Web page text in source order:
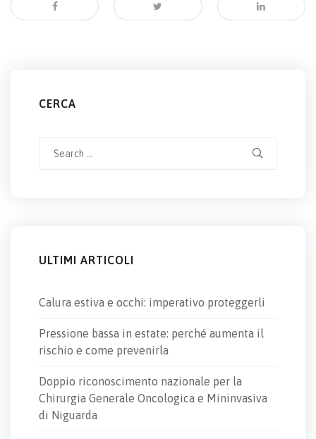
CERCA
ULTIMI ARTICOLI
Calura estiva e occhi: imperativo proteggerli
Pressione bassa in estate: perché aumenta il
rischio e come prevenirla
Doppio riconoscimento nazionale per la
Chirurgia Generale Oncologica e Mininvasiva
di Niguarda